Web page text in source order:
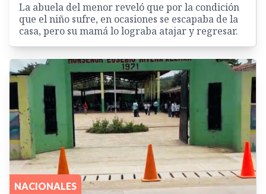
La abuela del menor reveló que por la condición
que el niño sufre, en ocasiones se escapaba de la
casa, pero su mamá lo lograba atajar y regresar.
NACIONALES